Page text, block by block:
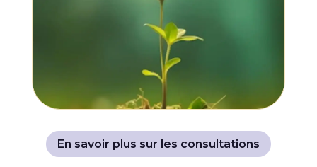
En savoir plus sur les consultations